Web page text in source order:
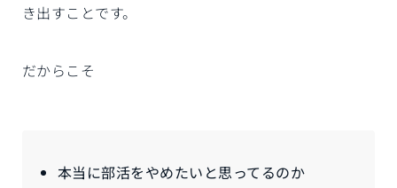
き出すことです。
だからこそ
本当に部活をやめたいと思ってるのか